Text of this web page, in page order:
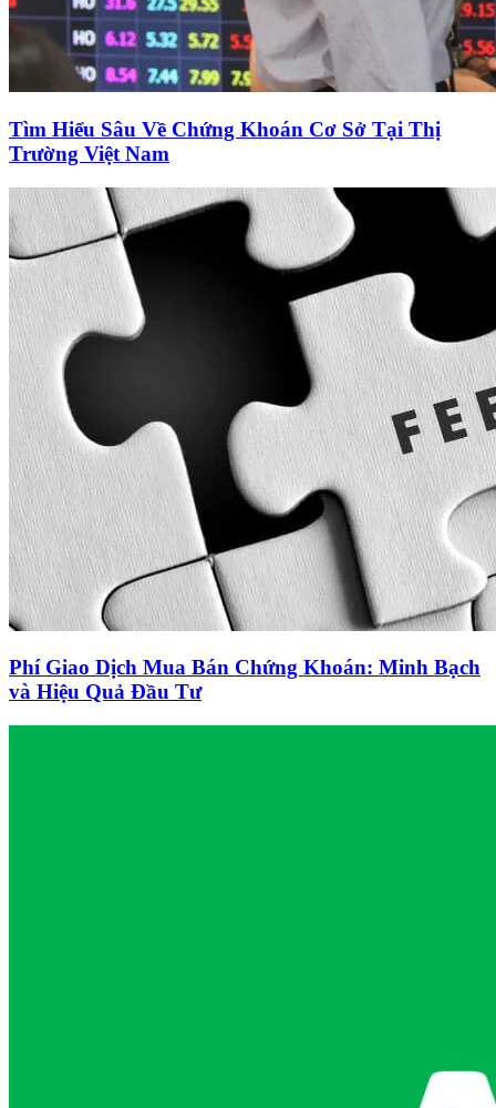
Tìm Hiểu Sâu Về Chứng Khoán Cơ Sở Tại Thị
Trường Việt Nam
Phí Giao Dịch Mua Bán Chứng Khoán: Minh Bạch
và Hiệu Quả Đầu Tư